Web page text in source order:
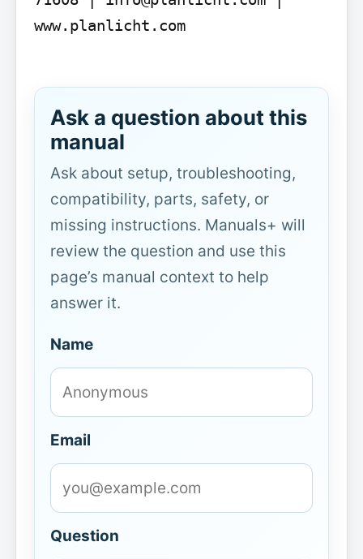
www.planlicht.com
Ask a question about this
manual
Ask about setup, troubleshooting,
compatibility, parts, safety, or
missing instructions. Manuals+ will
review the question and use this
page’s manual context to help
answer it.
Name
Email
Question